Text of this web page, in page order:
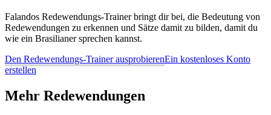
Falandos Redewendungs-Trainer bringt dir bei, die Bedeutung von
Redewendungen zu erkennen und Sätze damit zu bilden, damit du
wie ein Brasilianer sprechen kannst.
Den Redewendungs-Trainer ausprobierenEin kostenloses Konto
erstellen
Mehr Redewendungen